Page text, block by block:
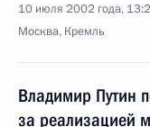
10 июля 2002 года,
Москва, Кремль
Владимир Путин
за реализацией